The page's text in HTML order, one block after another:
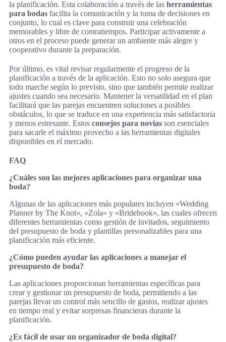
la planificación. Esta colaboración a través de las herramientas
para bodas facilita la comunicación y la toma de decisiones en
conjunto, lo cual es clave para construir una celebración
memorables y libre de contratiempos. Participar activamente a
otros en el proceso puede generar un ambiente más alegre y
cooperativo durante la preparación.
Por último, es vital revisar regularmente el progreso de la
planificación a través de la aplicación. Esto no solo asegura que
todo marche según lo previsto, sino que también permite realizar
ajustes cuando sea necesario. Mantener la versatilidad en el plan
facilitará que las parejas encuentren soluciones a posibles
obstáculos, lo que se traduce en una experiencia más satisfactoria
y menos estresante. Estos consejos para novias son esenciales
para sacarle el máximo provecho a las herramientas digitales
disponibles en el mercado.
FAQ
¿Cuáles son las mejores aplicaciones para organizar una
boda?
Algunas de las aplicaciones más populares incluyen «Wedding
Planner by The Knot», «Zola» y «Bridebook», las cuales ofrecen
diferentes herramientas como gestión de invitados, seguimiento
del presupuesto de boda y plantillas personalizables para una
planificación más eficiente.
¿Cómo pueden ayudar las aplicaciones a manejar el
presupuesto de boda?
Las aplicaciones proporcionan herramientas específicas para
crear y gestionar un presupuesto de boda, permitiendo a las
parejas llevar un control más sencillo de gastos, realizar ajustes
en tiempo real y evitar sorpresas financieras durante la
planificación.
¿Es fácil de usar un organizador de boda digital?